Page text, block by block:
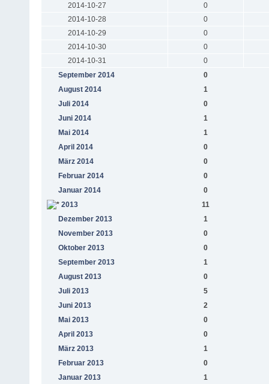
2014-10-27
0
2014-10-28
0
2014-10-29
0
2014-10-30
0
2014-10-31
0
September 2014
0
August 2014
1
Juli 2014
0
Juni 2014
1
Mai 2014
1
April 2014
0
März 2014
0
Februar 2014
0
Januar 2014
0
2013
11
Dezember 2013
1
November 2013
0
Oktober 2013
0
September 2013
1
August 2013
0
Juli 2013
5
Juni 2013
2
Mai 2013
0
April 2013
0
März 2013
1
Februar 2013
0
Januar 2013
1